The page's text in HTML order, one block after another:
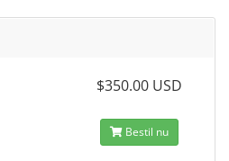
$350.00 USD
Bestil nu